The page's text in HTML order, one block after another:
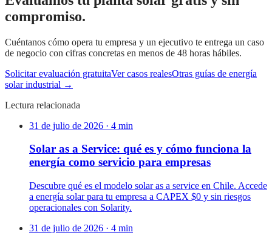
compromiso.
Cuéntanos cómo opera tu empresa y un ejecutivo te entrega un caso
de negocio con cifras concretas en menos de 48 horas hábiles.
Solicitar evaluación gratuitaVer casos realesOtras guías de energía
solar industrial →
Lectura relacionada
31 de julio de 2026 · 4 min
Solar as a Service: qué es y cómo funciona la
energía como servicio para empresas
Descubre qué es el modelo solar as a service en Chile. Accede
a energía solar para tu empresa a CAPEX $0 y sin riesgos
operacionales con Solarity.
31 de julio de 2026 · 4 min